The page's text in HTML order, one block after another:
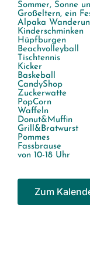
Sommer, Sonne
Großeltern, ein
Alpaka
Kinderschminken
Hüpfburgen
Beachvolleyball
Tischtennis
Kicker
Baskeball
CandyShop
Zuckerwatte
PopCorn
Waffeln
Donut&Muffin
Grill&Bratwurst
Pommes
Fassbrause
von 10-18 Uhr
Zum